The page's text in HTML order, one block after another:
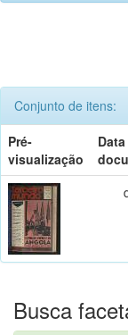
Conjunto de itens:
Pré-
visualização
Busca